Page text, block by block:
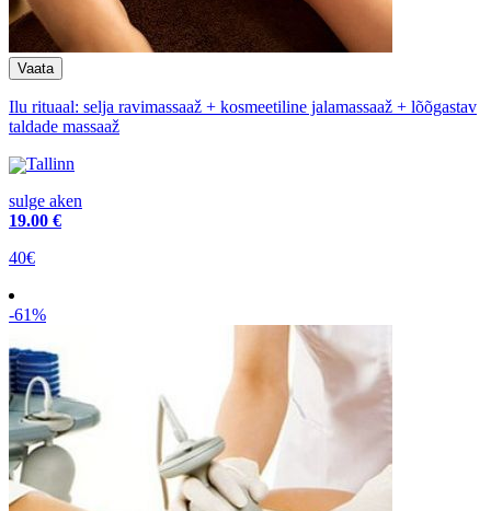
Ilu rituaal: selja ravimassaaž + kosmeetiline jalamassaaž + lõõgastav
taldade massaaž
Tallinn
sulge aken
19.00 €
40€
-61%